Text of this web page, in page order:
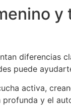
y
diferencias
puede
activa,
y el